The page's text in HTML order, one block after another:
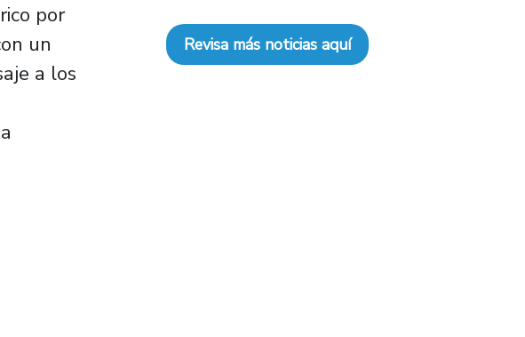
por
un
a los
Revisa más noticias aquí